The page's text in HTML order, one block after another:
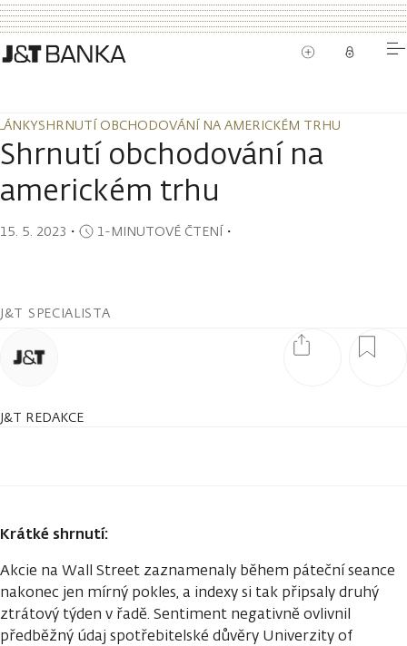
SHRNUTÍ OBCHODOVÁNÍ NA AMERICKÉM TRHU
SHRNUTÍ OBCHODOVÁNÍ NA AMERICKÉM TRHU
Shrnutí obchodování na
americkém trhu
15. 5. 2023 ・ 1-MINUTOVÉ ČTENÍ・
J&T SPECIALISTA
J&T REDAKCE
Krátké shrnutí:
Akcie na Wall Street zaznamenaly během páteční seance
nakonec jen mírný pokles, a indexy si tak připsaly druhý
ztrátový týden v řadě. Sentiment negativně ovlivnil
předběžný údaj spotřebitelské důvěry Univerzity of